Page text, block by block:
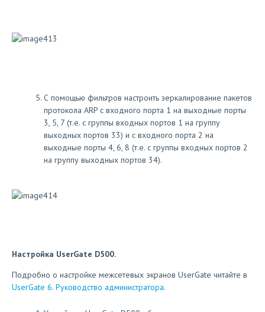
С помощью фильтров настроить зеркалирование пакетов
протокола ARP с входного порта 1 на выходные порты
3, 5, 7 (т.е. с группы входных портов 1 на группу
выходных портов 33) и с входного порта 2 на
выходные порты 4, 6, 8 (т.е. с группы входных портов 2
на группу выходных портов 34).
Настройка UserGate D500.
Подробно о настройке межсетевых экранов UserGate читайте в
UserGate 6. Руководство администратора.